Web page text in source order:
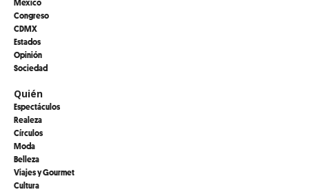
Congreso
CDMX
Estados
Opinión
Sociedad
Quién
Espectáculos
Realeza
Círculos
Moda
Belleza
Viajes y Gourmet
Cultura